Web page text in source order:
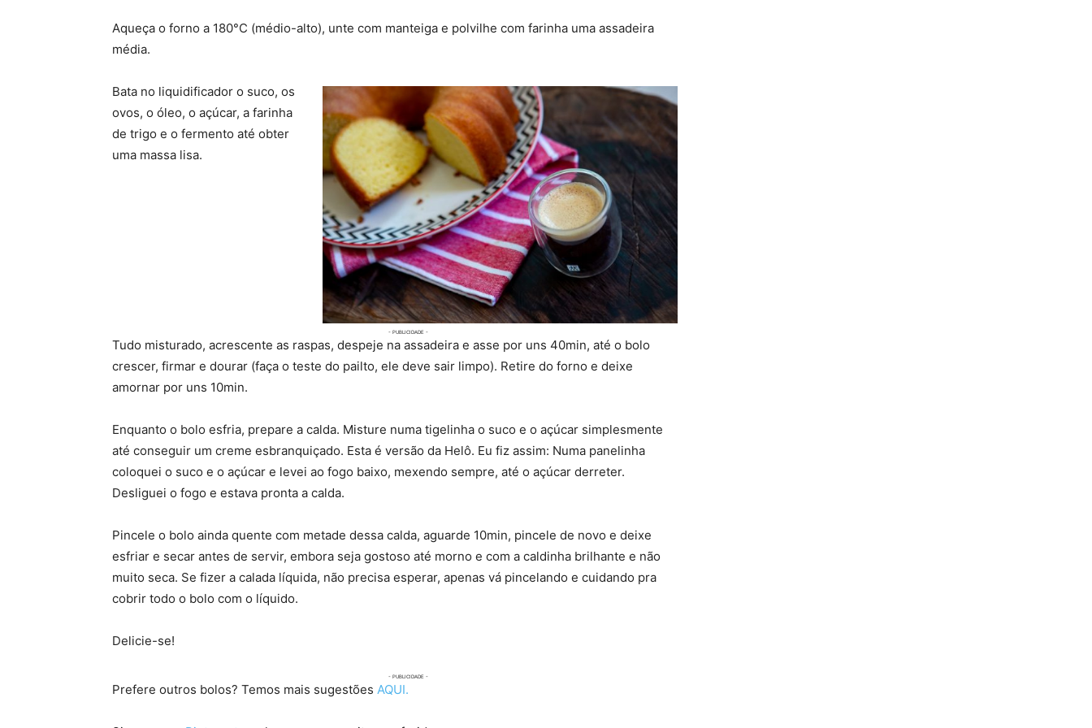
Aqueça o forno a 180°C (médio-alto), unte com manteiga e polvilhe com farinha uma assadeira
média.
Bata no liquidificador o suco, os
ovos, o óleo, o açúcar, a farinha
de trigo e o fermento até obter
uma massa lisa.
Tudo misturado, acrescente as raspas, despeje na assadeira e asse por uns 40min, até o bolo
crescer, firmar e dourar (faça o teste do pailto, ele deve sair limpo). Retire do forno e deixe
amornar por uns 10min.
Enquanto o bolo esfria, prepare a calda. Misture numa tigelinha o suco e o açúcar simplesmente
até conseguir um creme esbranquiçado. Esta é versão da Helô. Eu fiz assim: Numa panelinha
coloquei o suco e o açúcar e levei ao fogo baixo, mexendo sempre, até o açúcar derreter.
Desliguei o fogo e estava pronta a calda.
Pincele o bolo ainda quente com metade dessa calda, aguarde 10min, pincele de novo e deixe
esfriar e secar antes de servir, embora seja gostoso até morno e com a caldinha brilhante e não
muito seca. Se fizer a calada líquida, não precisa esperar, apenas vá pincelando e cuidando pra
cobrir todo o bolo com o líquido.
Delicie-se!
Prefere outros bolos? Temos mais sugestões AQUI.